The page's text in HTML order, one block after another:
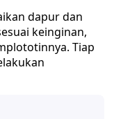
dapur dan
keinginan,
Tiap